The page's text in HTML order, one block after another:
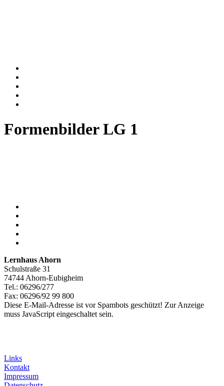
Formenbilder LG 1
Lernhaus Ahorn
Schulstraße 31
74744 Ahorn-Eubigheim
Tel.: 06296/277
Fax: 06296/92 99 800
Diese E-Mail-Adresse ist vor Spambots geschützt! Zur Anzeige
muss JavaScript eingeschaltet sein.
Links
Kontakt
Impressum